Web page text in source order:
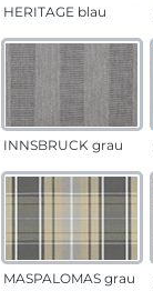
HERITAGE blau
INNSBRUCK grau
MASPALOMAS grau